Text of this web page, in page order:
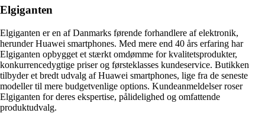
Elgiganten
Elgiganten er en af Danmarks førende forhandlere af elektronik,
herunder Huawei smartphones. Med mere end 40 års erfaring har
Elgiganten opbygget et stærkt omdømme for kvalitetsprodukter,
konkurrencedygtige priser og førsteklasses kundeservice. Butikken
tilbyder et bredt udvalg af Huawei smartphones, lige fra de seneste
modeller til mere budgetvenlige options. Kundeanmeldelser roser
Elgiganten for deres ekspertise, pålidelighed og omfattende
produktudvalg.